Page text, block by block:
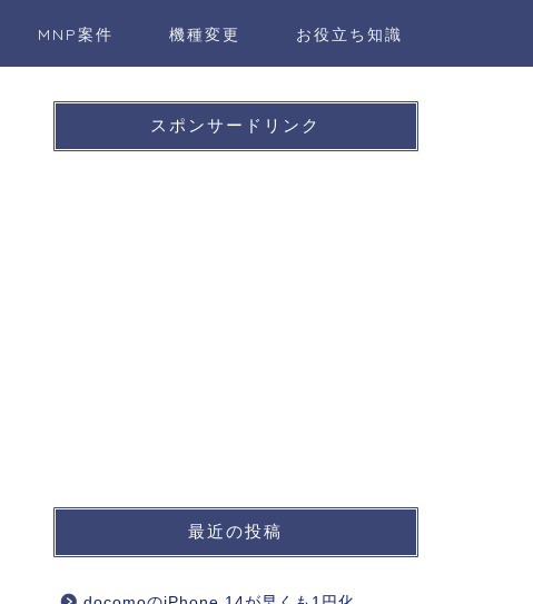
MNP案件 機種変更 お役立ち知識
スポンサードリンク
最近の投稿